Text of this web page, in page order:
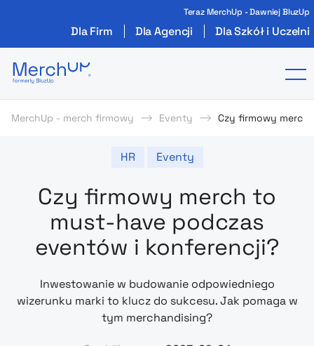
Teraz MerchUp - Dawniej BluzUp
Dla Firm Dla Agencji Dla Szkół i Uczelni
Odzież reklamowa z nadrukiem i gadżety
MerchUp - merch firmowy Eventy Czy firmowy
HR Eventy
Czy firmowy merch to
must-have podczas
eventów i konferencji?
Inwestowanie w budowanie odpowiedniego
wizerunku marki to klucz do sukcesu. Jak pomaga w
tym merchandising?